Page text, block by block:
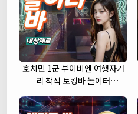
호치민 1군 부이비엔 여행자거
리 착석 토킹바 놀이터